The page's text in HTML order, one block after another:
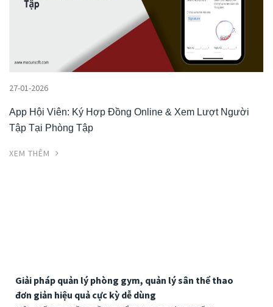
27-01-2026
App Hội Viên: Ký Hợp Đồng Online & Xem Lượt Người
Tập Tại Phòng Tập
XEM THÊM
Giải pháp quản lý phòng gym, quản lý sân thể thao
đơn giản hiệu quả cực kỳ dễ dùng